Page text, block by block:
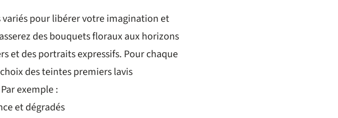
pour libérer votre imagination et
des bouquets floraux aux horizons
et des portraits expressifs. Pour chaque
des teintes premiers lavis
exemple :
et dégradés